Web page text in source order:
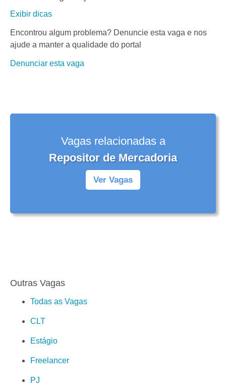
Exibir dicas
Encontrou algum problema? Denuncie esta vaga e nos
ajude a manter a qualidade do portal
Denunciar esta vaga
Vagas relacionadas a
Repositor de Mercadoria
Ver Vagas
Outras Vagas
Todas as Vagas
CLT
Estágio
Freelancer
PJ